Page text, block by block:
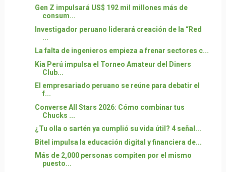
Gen Z impulsará US$ 192 mil millones más de
consum...
Investigador peruano liderará creación de la “Red
...
La falta de ingenieros empieza a frenar sectores c...
Kia Perú impulsa el Torneo Amateur del Diners
Club...
El empresariado peruano se reúne para debatir el
f...
Converse All Stars 2026: Cómo combinar tus
Chucks ...
¿Tu olla o sartén ya cumplió su vida útil? 4 señal...
Bitel impulsa la educación digital y financiera de...
Más de 2,000 personas compiten por el mismo
puesto...